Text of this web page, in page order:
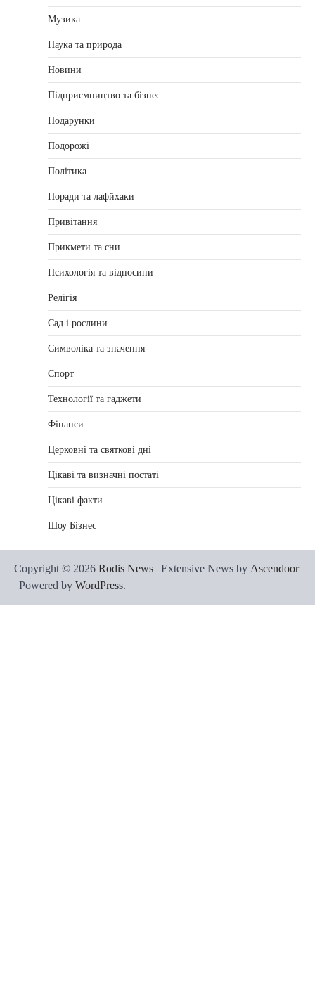
Музика
Наука та природа
Новини
Підприємництво та бізнес
Подарунки
Подорожі
Політика
Поради та лафйхаки
Привітання
Прикмети та сни
Психологія та відносини
Релігія
Сад і рослини
Символіка та значення
Спорт
Технології та гаджети
Фінанси
Церковні та святкові дні
Цікаві та визначні постаті
Цікаві факти
Шоу Бізнес
Copyright © 2026 Rodis News | Extensive News by Ascendoor
| Powered by WordPress.